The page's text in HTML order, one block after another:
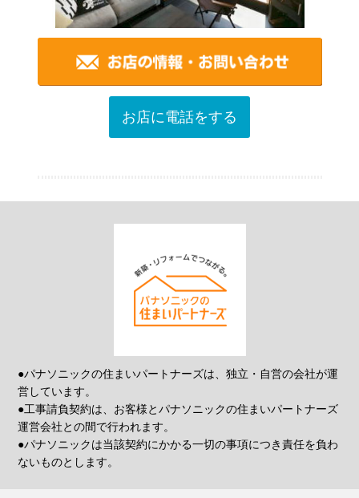
お店に電話をする
●パナソニックの住まいパートナーズは、独立・自営の会社が運
営しています。
●工事請負契約は、お客様とパナソニックの住まいパートナーズ
運営会社との間で行われます。
●パナソニックは当該契約にかかる一切の事項につき責任を負わ
ないものとします。